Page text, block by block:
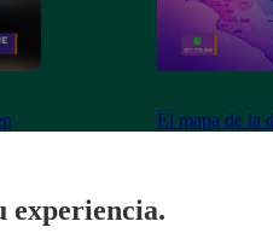
El mapa de la
experiencia.